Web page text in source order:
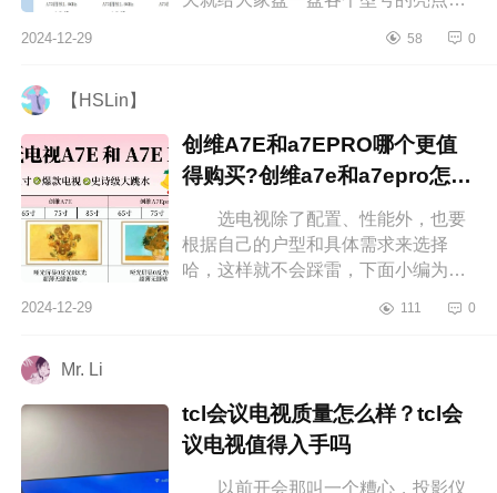
a7epro哪个画质好？创维A6E和
2024-12-29 58 0
【HSLin】
创维A7E和a7EPRO哪个更值
得购买?创维a7e和a7epro怎么
选电视除了配置、性能外，也要
根据自己的户型和具体需求来选择
哈，这样就不会踩雷，下面小编为大
值得购买?创维a7e和a7epro怎么
2024-12-29 111 0
Mr. Li
tcl会议电视质量怎么样？tcl会
议电视值得入手吗
以前开会那叫一个糟心，投影仪